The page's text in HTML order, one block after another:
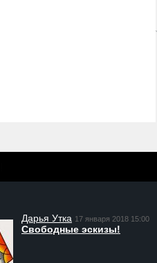
Дарья Утка 17 января 2018 15:00
Свободные эскизы!